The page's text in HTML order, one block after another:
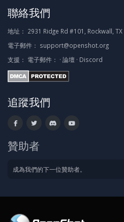
聯絡我們
地址： 2931 Ridge Rd #101, Rockwall,
電子郵件： support@openshot.org
支援： 電子郵件： · 論壇 · Discord
追蹤我們
贊助者
成為我們的下一位贊助者。